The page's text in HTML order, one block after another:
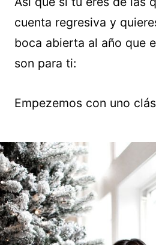
cuenta regresiva y
boca abierta al año que
son para ti:
Empezemos con uno